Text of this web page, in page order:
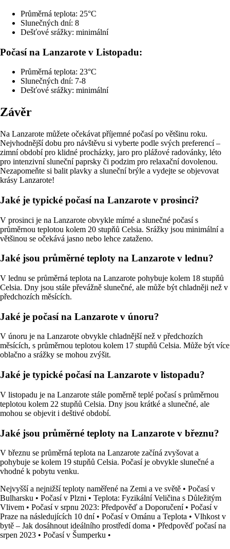
Průměrná teplota: 25°C
Slunečných dní: 8
Dešťové srážky: minimální
Počasí na Lanzarote v Listopadu:
Průměrná teplota: 23°C
Slunečných dní: 7-8
Dešťové srážky: minimální
Závěr
Na Lanzarote můžete očekávat příjemné počasí po většinu roku.
Nejvhodnější dobu pro návštěvu si vyberte podle svých preferencí –
zimní období pro klidné procházky, jaro pro plážové radovánky, léto
pro intenzivní sluneční paprsky či podzim pro relaxační dovolenou.
Nezapomeňte si balit plavky a sluneční brýle a vydejte se objevovat
krásy Lanzarote!
Jaké je typické počasí na Lanzarote v prosinci?
V prosinci je na Lanzarote obvykle mírné a slunečné počasí s
průměrnou teplotou kolem 20 stupňů Celsia. Srážky jsou minimální a
většinou se očekává jasno nebo lehce zataženo.
Jaké jsou průměrné teploty na Lanzarote v lednu?
V lednu se průměrná teplota na Lanzarote pohybuje kolem 18 stupňů
Celsia. Dny jsou stále převážně slunečné, ale může být chladněji než v
předchozích měsících.
Jaké je počasí na Lanzarote v únoru?
V únoru je na Lanzarote obvykle chladnější než v předchozích
měsících, s průměrnou teplotou kolem 17 stupňů Celsia. Může být více
oblačno a srážky se mohou zvýšit.
Jaké je typické počasí na Lanzarote v listopadu?
V listopadu je na Lanzarote stále poměrně teplé počasí s průměrnou
teplotou kolem 22 stupňů Celsia. Dny jsou krátké a slunečné, ale
mohou se objevit i deštivé období.
Jaké jsou průměrné teploty na Lanzarote v březnu?
V březnu se průměrná teplota na Lanzarote začíná zvyšovat a
pohybuje se kolem 19 stupňů Celsia. Počasí je obvykle slunečné a
vhodné k pobytu venku.
Nejvyšší a nejnižší teploty naměřené na Zemi a ve světě • Počasí v
Bulharsku • Počasí v Plzni • Teplota: Fyzikální Veličina s Důležitým
Vlivem • Počasí v srpnu 2023: Předpověď a Doporučení• Počasí v
Praze na následujících 10 dní• Počasí v Ománu a Teplota • Vlhkost v
bytě – Jak dosáhnout ideálního prostředí doma • Předpověď počasí na
srpen 2023 • Počasí v Šumperku •